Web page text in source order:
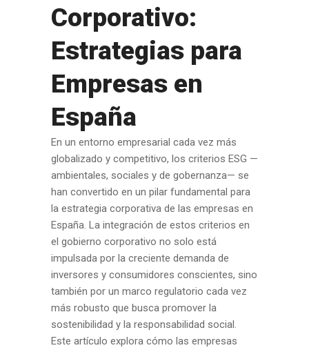
Corporativo:
Estrategias para
Empresas en
España
En un entorno empresarial cada vez más
globalizado y competitivo, los criterios ESG —
ambientales, sociales y de gobernanza— se
han convertido en un pilar fundamental para
la estrategia corporativa de las empresas en
España. La integración de estos criterios en
el gobierno corporativo no solo está
impulsada por la creciente demanda de
inversores y consumidores conscientes, sino
también por un marco regulatorio cada vez
más robusto que busca promover la
sostenibilidad y la responsabilidad social.
Este artículo explora cómo las empresas